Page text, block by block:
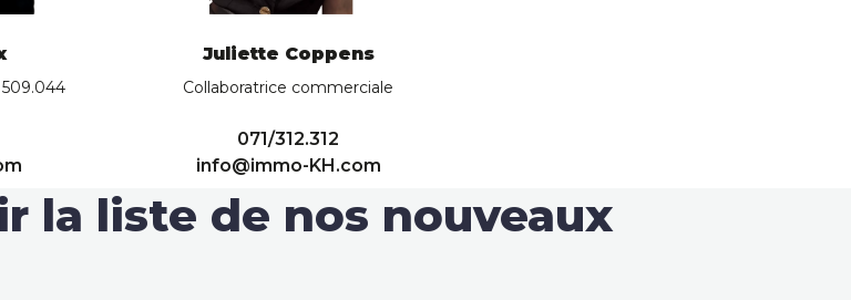
Juliette Coppens
Collaboratrice commerciale
071/312.312
info@immo-KH.com
la liste de nos nouveaux